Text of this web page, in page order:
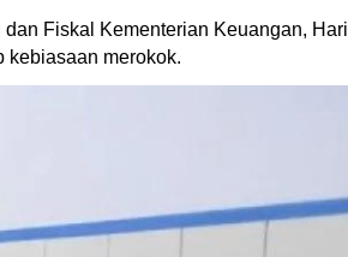
Fiskal Kementerian Keuangan, Hari
kebiasaan merokok.